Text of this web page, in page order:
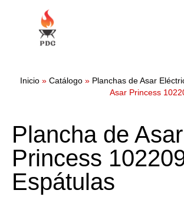
Inicio » Catálogo » Planchas de Asar
Asar Princess
Plancha de Asar
Princess
Espátulas